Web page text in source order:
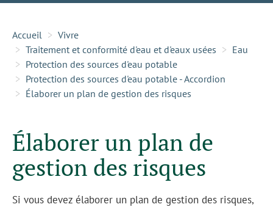
Accueil
Vivre
Traitement et conformité d'eau et d'eaux usées
Eau
Protection des sources d'eau potable
Protection des sources d'eau potable - Accordion
Élaborer un plan de gestion des risques
Élaborer un plan de
gestion des risques
Si vous devez élaborer un plan de gestion des risques,